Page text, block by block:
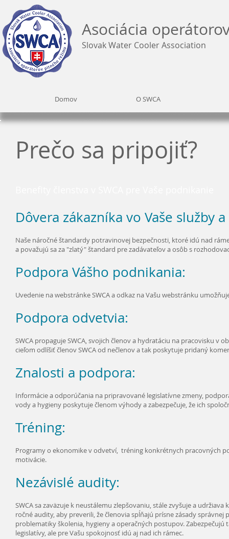
Asociácia
Slovak Water Cooler Association
O SWCA
Domov
Prečo sa pripojiť?
Dôvera zákazníka vo Vaše služby
Naše náročné štandardy potravinovej bezpečnosti, ktoré idú nad
a považujú sa za "zlatý" štandard pre zadávateľov a osôb s
Podpora Vášho podnikania:
Uvedenie na webstránke SWCA a odkaz na Vašu webstránku
Podpora odvetvia:
SWCA propaguje SWCA, svojich členov a hydratáciu na pracovisku v
cieľom odlíšiť členov SWCA od nečlenov a tak poskytuje pridaný
Znalosti a podpora:
Informácie a odporúčania na pripravované legislatívne zmeny,
vody a hygieny poskytuje členom výhody a zabezpečuje, že ich
Tréning:
Programy o ekonomike v odvetví, tréning konkrétnych pracovných
motivácie.
Nezávislé audity:
SWCA sa zaväzuje k neustálemu zlepšovaniu, stále zvyšuje a
ročné audity, aby preverili, že členovia spĺňajú prísne zásady
problematiky školenia, hygieny a operačných postupov.
legislatívy, ale pre Vašu spokojnosť idú aj nad ich rámec.